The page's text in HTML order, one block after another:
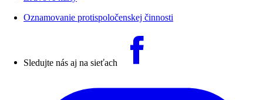
Oznamovanie protispoločenskej činnosti
Sledujte nás aj na sieťach